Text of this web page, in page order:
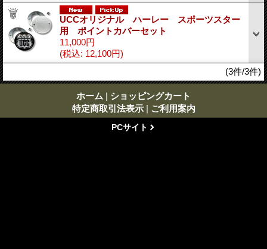
UCCオリジナル ハーレー スポーツスター
用 ポイントカバーセット
11,000円
(税込: 12,100円)
(3件/3件)
ホーム | ショッピングカート
特定商取引法表示 | ご利用案内
PCサイト